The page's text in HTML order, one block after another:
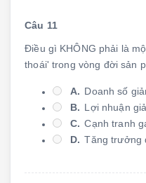
Câu 11
Điều gì KHÔNG phải là
thoái' trong vòng đời sản
A. Doanh số
B. Lợi nhuận
C. Cạnh tranh
D. Tăng trưởng